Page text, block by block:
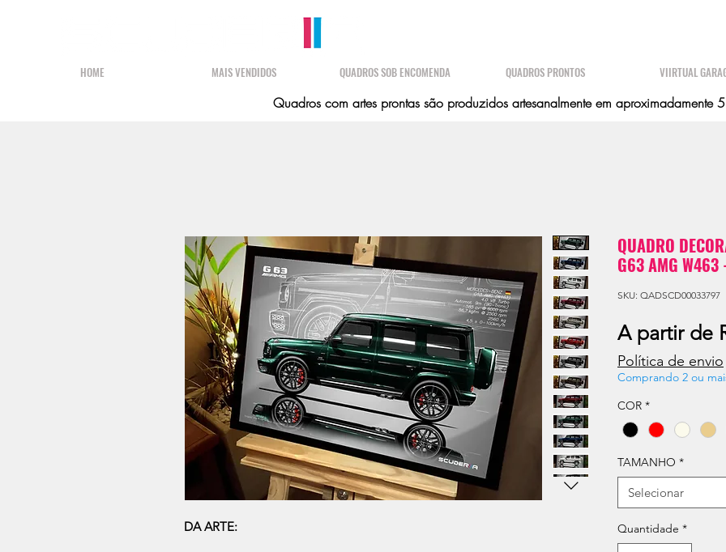
HOME MAIS VENDIDOS QUADROS SOB ENCOMENDA QUADROS PRONTOS VIIRTUAL
Quadros com artes prontas são produzidos artesanalmente em aproximadamente
DA ARTE:
QUADRO
G63 AMG W463
SKU: QADSCD00033797
A partir de
Política de envio
Comprando 2 ou
COR *
TAMANHO *
Selecionar
Quantidade *